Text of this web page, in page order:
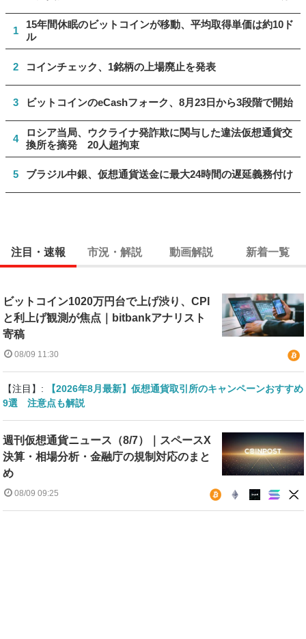
1
15年間休眠のビットコインが移動、平均取得単価は約10ド
ル
2 コインチェック、1銘柄の上場廃止を発表
3 ビットコインのeCashフォーク、8月23日から3段階で開始
4
ロシア当局、ウクライナ発詐欺に関与した違法仮想通貨交
換所を摘発 20人超拘束
5 ブラジル中銀、仮想通貨送金に最大24時間の遅延義務付け
注目・速報 市況・解説 動画解説 新着一覧
ビットコイン1020万円台で上げ渋り、CPI
と利上げ観測が焦点｜bitbankアナリスト
寄稿
08/09 11:30
【注目】:
【2026年8月最新】仮想通貨取引所のキャンペーンおすすめ
9選 注意点も解説
週刊仮想通貨ニュース（8/7）｜スペースX
決算・相場分析・金融庁の規制対応のまと
め
08/09 09:25